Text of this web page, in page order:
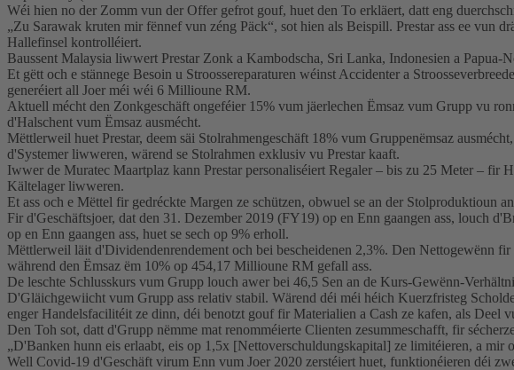
Wéi hien no der Zomm vun der Offer gefrot gouf, huet den To erkläert, datt eng
„Zu Sarawak kruten mir fënnef vun zéng Päck“, sot hien als Beispill. Prestar ass ee vun
Hallefinsel kontrolléiert.
Baussent Malaysia liwwert Prestar Zonk a Kambodscha, Sri Lanka, Indonesien a
Et gëtt och e stännege Besoin u Stroossereparaturen wéinst Accidenter a
generéiert all Joer méi wéi 6 Millioune RM.
Aktuell mécht den Zonkgeschäft ongeféier 15% vum jäerlechen Ëmsaz vum Grupp vu
d'Halschent vum Ëmsaz ausmécht.
Mëttlerweil huet Prestar, deem säi Stolrahmengeschäft 18% vum Gruppenëmsaz
d'Systemer liwweren, wärend se Stolrahmen exklusiv vu Prestar kaaft.
Iwwer de Muratec Maartplaz kann Prestar personaliséiert Regaler – bis zu 25 Meter –
Kältelager liwweren.
Et ass och e Mëttel fir gedréckte Margen ze schützen, obwuel se an der Stolproduktioun
Fir d'Geschäftsjoer, dat den 31. Dezember 2019 (FY19) op en Enn gaangen ass, louch
op en Enn gaangen ass, huet se sech op 9% erholl.
Mëttlerweil läit d'Dividendenrendement och bei bescheidenen 2,3%. Den Nettogewënn
während den Ëmsaz ëm 10% op 454,17 Millioune RM gefall ass.
De leschte Schlusskurs vum Grupp louch awer bei 46,5 Sen an de Kurs-Gewënn-
D'Gläichgewiicht vum Grupp ass relativ stabil. Wärend déi méi héich Kuerzfristeg
enger Handelsfacilitéit ze dinn, déi benotzt gouf fir Materialien a Cash ze kafen, als Deel
Den Toh sot, datt d'Grupp nëmme mat renomméierte Clienten zesummeschafft, fir
„D'Banken hunn eis erlaabt, eis op 1,5x [Nettoverschuldungskapital] ze limitéieren, a mir
Well Covid-19 d'Geschäft virum Enn vum Joer 2020 zerstéiert huet, funktionéieren déi